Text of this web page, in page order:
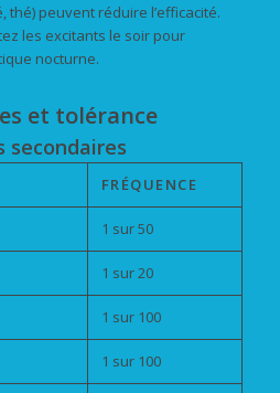
thé) peuvent réduire l’efficacité.
les excitants le soir pour
nocturne.
et tolérance
secondaires
FRÉQUENCE
1 sur 50
1 sur 20
1 sur 100
1 sur 100